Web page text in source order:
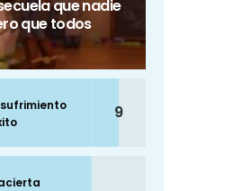
que nadie
que todos
9